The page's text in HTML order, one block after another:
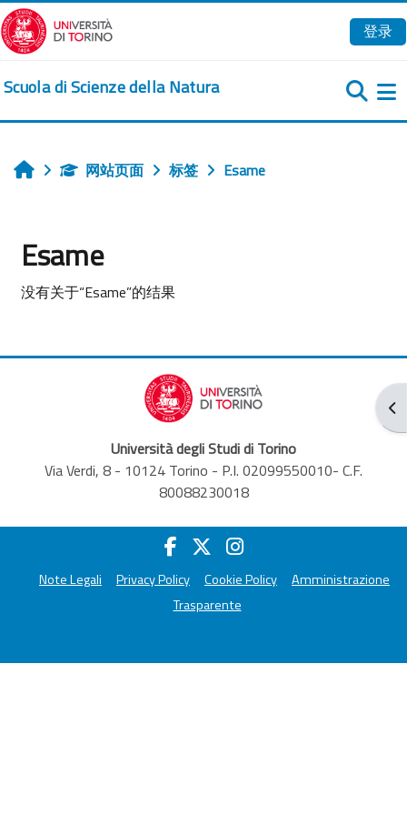
跳到主要内容
登录
Scuola di Scienze della Natura
打
首页 网站页面 标签 Esame
Esame
没有关于“Esame”的结果
Università degli Studi di Torino
Via Verdi, 8 - 10124 Torino - P.I. 02099550010- C.F.
80088230018
Note Legali Privacy Policy Cookie Policy
Amministrazione
Trasparente